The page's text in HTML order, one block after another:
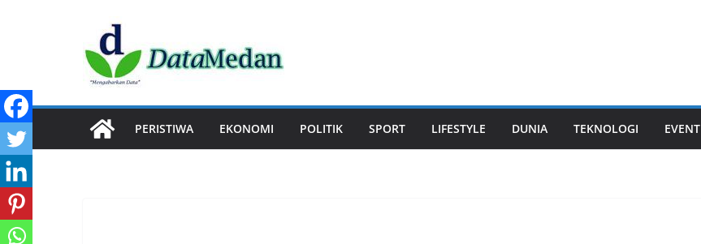
PERISTIWA EKONOMI POLITIK SPORT LIFESTYLE DUNIA TEKNOLOGI EVENT